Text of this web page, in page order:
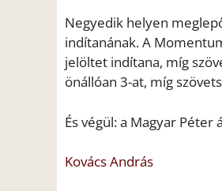
Negyedik helyen
indítanának. A
jelöltet indítana, míg
önállóan 3-at, míg
És végül: a Magyar
Kovács András